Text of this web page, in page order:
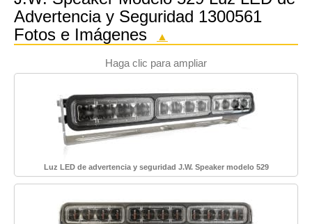
Advertencia y Seguridad 1300561
Fotos e Imágenes
▲
Haga clic para ampliar
Luz LED de advertencia y seguridad J.W. Speaker modelo 529